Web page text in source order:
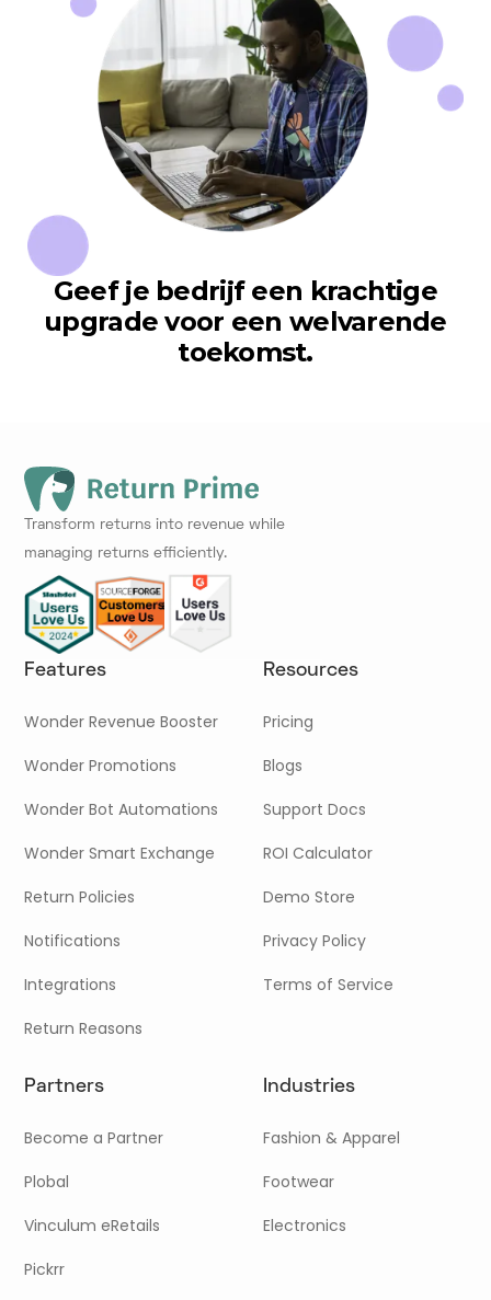
Geef je bedrijf een krachtige
upgrade voor een welvarende
toekomst.
Transform returns into revenue while
managing returns efficiently.
Features
Wonder Revenue Booster
Wonder Promotions
Wonder Bot Automations
Wonder Smart Exchange
Return Policies
Notifications
Integrations
Return Reasons
Resources
Pricing
Blogs
Support Docs
ROI Calculator
Demo Store
Privacy Policy
Terms of Service
Partners
Become a Partner
Plobal
Vinculum eRetails
Pickrr
Industries
Fashion & Apparel
Footwear
Electronics